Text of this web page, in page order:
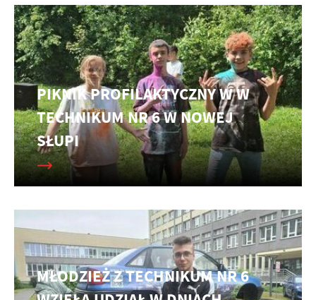
PIKNIK PROFILAKTYCZNY W W
TECHNIKUM NR 6 W NOWEJ
SŁUPI
MŁODZIEŻ Z TECHNIKUM NR 6